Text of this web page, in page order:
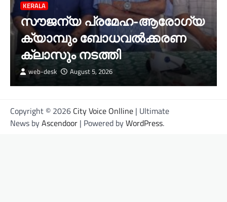
KERALA
സൗജന്യ പ്രമേഹ-ആരോഗ്യ
ക്യാമ്പും ബോധവൽക്കരണ
ക്ലാസും നടത്തി
web-desk August 5, 2026
Copyright © 2026 City Voice Onlline | Ultimate
News byAscendoor | Powered byWordPress.